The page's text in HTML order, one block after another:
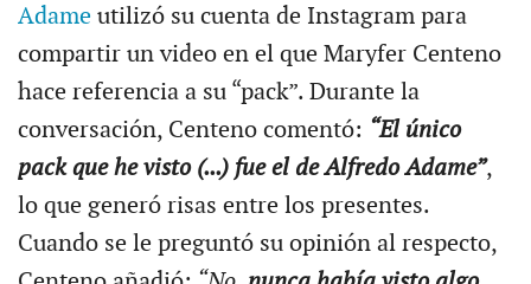
Adameutilizó su cuenta de Instagram para
compartir un video en el que Maryfer Centeno
hace referencia a su “pack”. Durante la
conversación, Centeno comentó: “El único
pack que he visto (...) fue el de Alfredo Adame”,
lo que generó risas entre los presentes.
Cuando se le preguntó su opinión al respecto,